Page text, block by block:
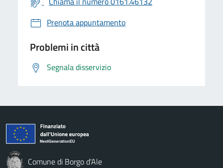
Prenota appuntamento
Problemi in città
Segnala disservizio
Comune di Borgo d'Ale